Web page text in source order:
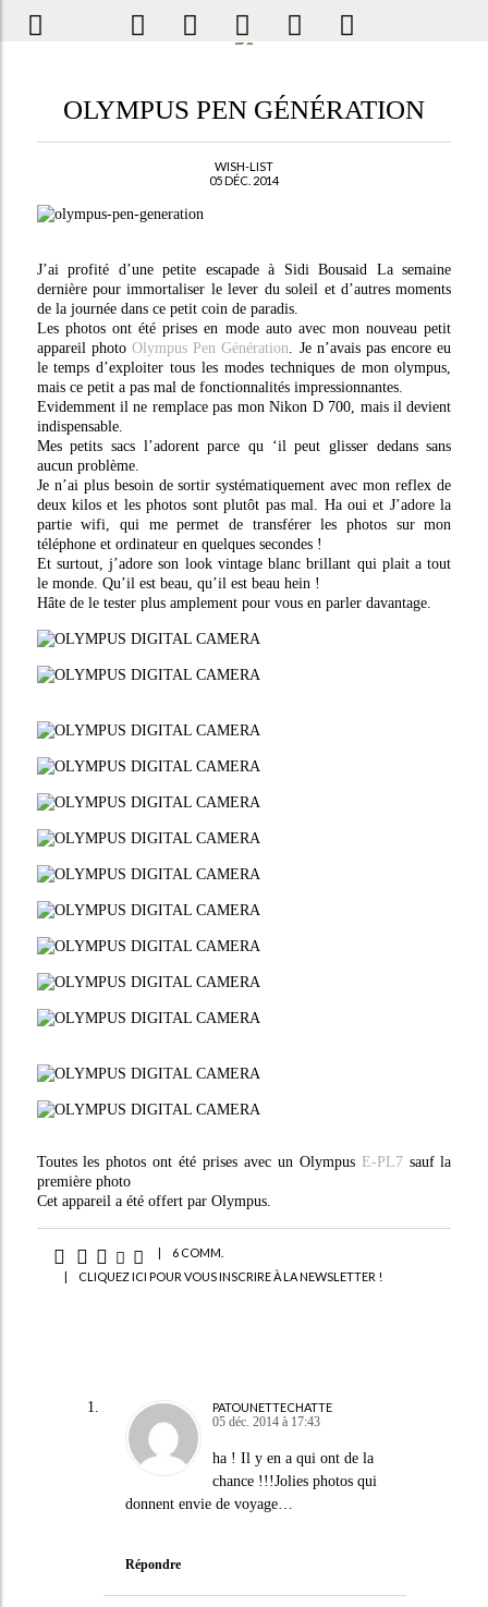
OLYMPUS PEN GÉNÉRATION
WISH-LIST
05 DÉC. 2014
J’ai profité d’une petite escapade à Sidi Bousaid La semaine
dernière pour immortaliser le lever du soleil et d’autres moments
de la journée dans ce petit coin de paradis.
Les photos ont été prises en mode auto avec mon nouveau petit
appareil photo Olympus Pen Génération. Je n’avais pas encore eu
le temps d’exploiter tous les modes techniques de mon olympus,
mais ce petit a pas mal de fonctionnalités impressionnantes.
Evidemment il ne remplace pas mon Nikon D 700, mais il devient
indispensable.
Mes petits sacs l’adorent parce qu ‘il peut glisser dedans sans
aucun problème.
Je n’ai plus besoin de sortir systématiquement avec mon reflex de
deux kilos et les photos sont plutôt pas mal. Ha oui et J’adore la
partie wifi, qui me permet de transférer les photos sur mon
téléphone et ordinateur en quelques secondes !
Et surtout, j’adore son look vintage blanc brillant qui plait a tout
le monde. Qu’il est beau, qu’il est beau hein !
Hâte de le tester plus amplement pour vous en parler davantage.
Toutes les photos ont été prises avec un Olympus E-PL7 sauf la
première photo
Cet appareil a été offert par Olympus.
|
6 COMM.
|
CLIQUEZ ICI POUR VOUS INSCRIRE À LA NEWSLETTER !
PATOUNETTECHATTE
05 déc. 2014 à 17:43
ha ! Il y en a qui ont de la
chance !!!Jolies photos qui
donnent envie de voyage…
Répondre